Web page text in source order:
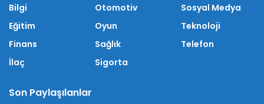
Bilgi
Eğitim
Finans
İlaç
Otomotiv
Oyun
Sağlık
Sigorta
Sosyal Medya
Teknoloji
Telefon
Son Paylaşılanlar